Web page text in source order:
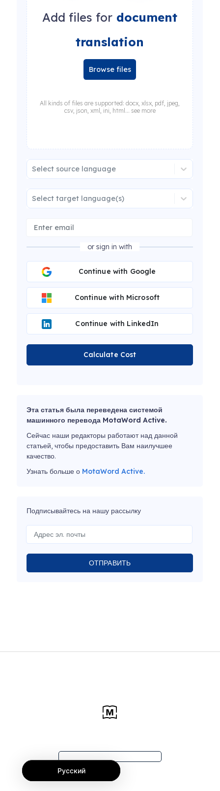
Add files for document
translation
Browse files
All kinds of files are supported: docx, xlsx, pdf, jpeg,
csv, json, xml, ini, html... see more
Select source language
Select target language(s)
or sign in with
Continue with Google
Continue with Microsoft
Continue with LinkedIn
Calculate Cost
Эта статья была переведена системой
машинного перевода MotaWord Active.
Сейчас наши редакторы работают над данной
статьей, чтобы предоставить Вам наилучшее
качество.
Узнать больше о MotaWord Active.
Подписывайтесь на нашу рассылку
ОТПРАВИТЬ
Русский